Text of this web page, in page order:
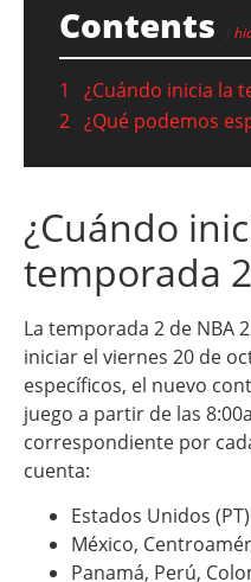
Contents
1
¿Cuándo inicia la
2 ¿Qué podemos
¿Cuándo
temporada
La temporada 2 de NBA
iniciar el viernes 20 de
específicos, el nuevo
juego a partir de las
correspondiente por
cuenta:
Estados Unidos
México,
Panamá, Perú,